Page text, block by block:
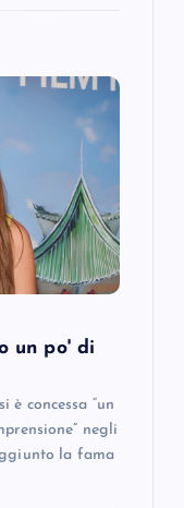
un po' di
è concessa “un
negli
la fama